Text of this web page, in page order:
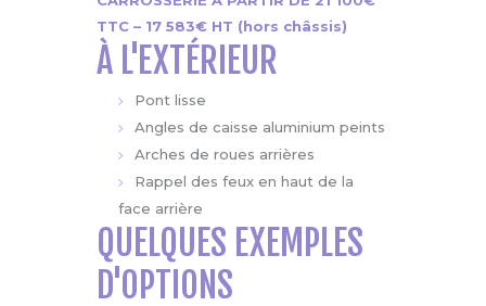
TTC – 17 583€ HT (hors châssis)
À L'EXTÉRIEUR
Arches de roues arrières
face arrière
QUELQUES EXEMPLES
D'OPTIONS